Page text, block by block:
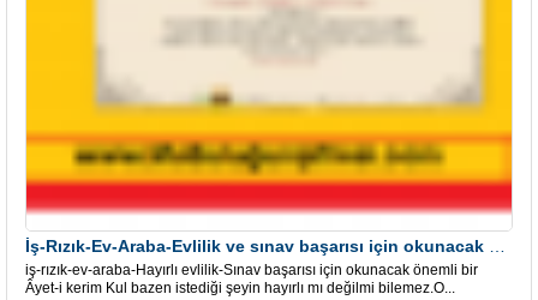
iş-rızık-ev-araba-Hayırlı evlilik-Sınav başarısı için okunacak önemli bir
Âyet-i kerim Kul bazen istediği şeyin hayırlı mı değilmi bilemez.O...